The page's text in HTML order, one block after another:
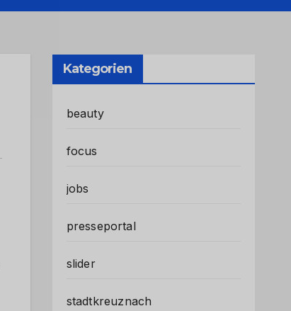
Kategorien
beauty
focus
jobs
presseportal
slider
stadtkreuznach